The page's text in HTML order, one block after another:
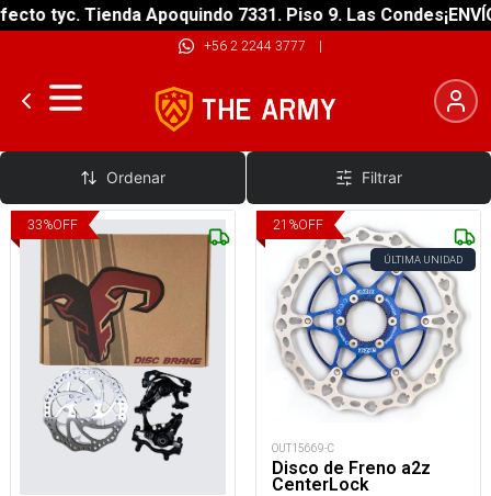
tyc. Tienda Apoquindo 7331. Piso 9. Las Condes
+56 2 2244 3777 |
Discos 160mm
Ordenar Filtrar
33%OFF 21 %OFF
ÚLTIMA UNIDAD
OUT15669-C
Disco de Freno a2z
CenterLock